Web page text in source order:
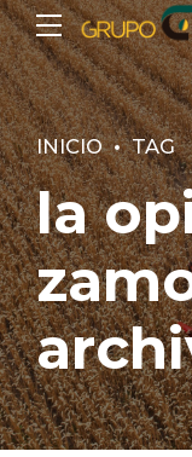
INICIO TAG
la